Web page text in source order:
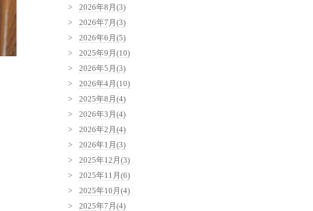
2026年8月(3)
2026年7月(3)
2026年6月(5)
2025年9月(10)
2026年5月(3)
2026年4月(10)
2025年8月(4)
2026年3月(4)
2026年2月(4)
2026年1月(3)
2025年12月(3)
2025年11月(6)
2025年10月(4)
2025年7月(4)